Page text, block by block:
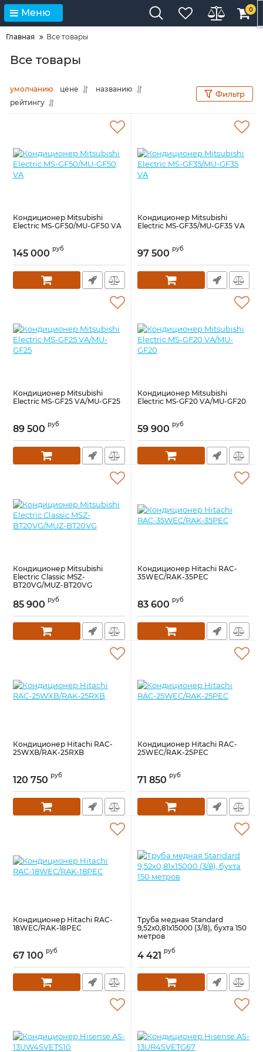
Меню 0
Главная Все товары
Все товары
умолчанию цене
названию
рейтингу
Фильтр
Кондиционер Mitsubishi
Electric MS-GF50/MU-GF50 VA
145 000 руб
Кондиционер Mitsubishi
Electric MS-GF35/MU-GF35 VA
97 500 руб
Кондиционер Mitsubishi
Electric MS-GF25 VA/MU-GF25
89 500 руб
Кондиционер Mitsubishi
Electric MS-GF20 VA/MU-GF20
59 900 руб
Кондиционер Mitsubishi
Electric Classic MSZ-
BT20VG/MUZ-BT20VG
85 900 руб
Кондиционер Hitachi RAC-
35WEC/RAK-35PEC
83 600 руб
Кондиционер Hitachi RAC-
25WXB/RAK-25RXB
120 750 руб
Кондиционер Hitachi RAC-
25WEC/RAK-25PEC
71 850 руб
Кондиционер Hitachi RAC-
18WEC/RAK-18PEC
67 100 руб
Труба медная Standard
9,52х0,81х15000 (3/8), бухта 150
метров
4 421 руб